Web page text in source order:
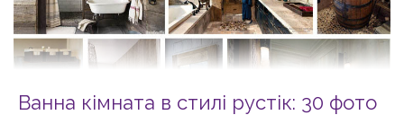
Ванна кімната в стилі рустік: 30 фото